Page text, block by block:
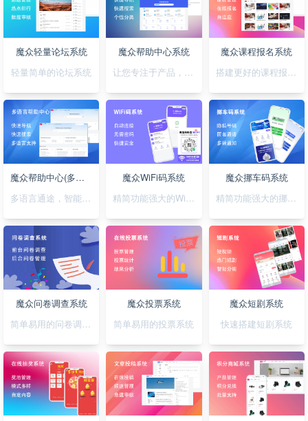
魔众轻量论坛系统
轻量简单的论坛系统
魔众帮助中心系统
让您专注于产品，无需为帮助中心的建设担忧
魔众课程报名系统
搭建更好的课程报名系统
魔众帮助中心(多语言)系统
多语言通途，智能助您，轻松搭建无障碍帮助系统
魔众WiFi码系统
精简功能强大的WiFi码小程序
魔众挪车码系统
精简功能强大的挪车码小程序
魔众问卷调查系统
简单易用的问卷调查系统
魔众投票系统
简单易用的投票系统
魔众短剧系统
快速搭建短剧系统